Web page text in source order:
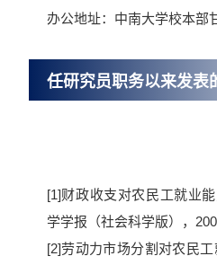
办公地址：中南大学校本部
任研究员职务以来发表
[1]财政收支对农民工就业
学学报（社会科学版），
[2]劳动力市场分割对农民